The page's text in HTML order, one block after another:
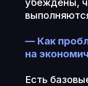
убеждены,
— Как
на
Есть